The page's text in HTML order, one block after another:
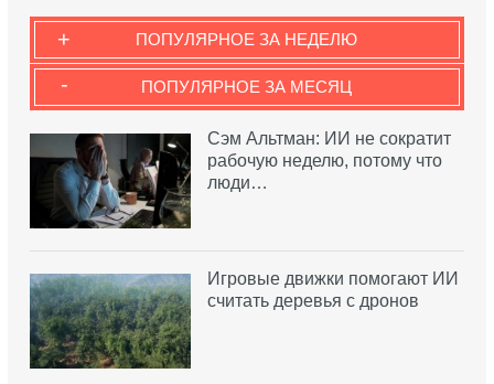
ПОПУЛЯРНОЕ ЗА НЕДЕЛЮ
+
ПОПУЛЯРНОЕ ЗА МЕСЯЦ
-
Сэм Альтман: ИИ не сократит
рабочую неделю, потому что
люди…
Игровые движки помогают ИИ
считать деревья с дронов